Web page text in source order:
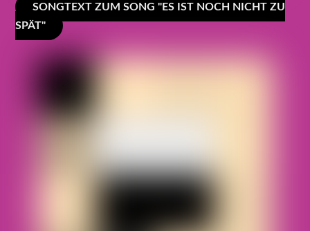
SONGTEXT ZUM SONG "ES IST NOCH NICHT ZU
SPÄT"